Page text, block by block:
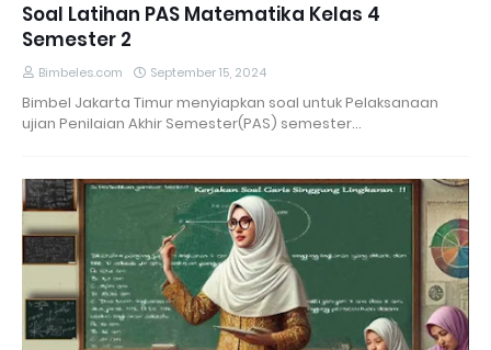
Soal Latihan PAS Matematika Kelas 4
Semester 2
Bimbeles.com September 15, 2024
Bimbel Jakarta Timur menyiapkan soal untuk Pelaksanaan
ujian Penilaian Akhir Semester(PAS) semester…